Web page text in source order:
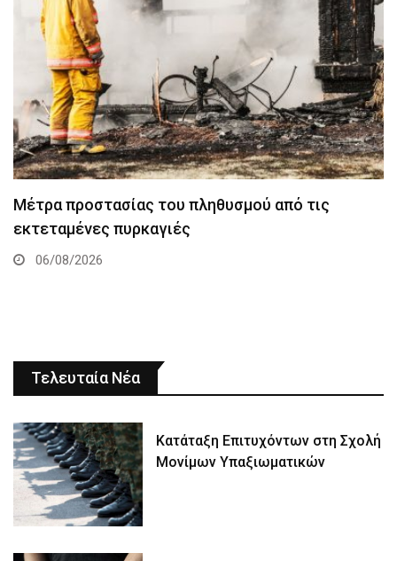
Μέτρα προστασίας του πληθυσμού από τις
εκτεταμένες πυρκαγιές
06/08/2026
Τελευταία Νέα
Κατάταξη Επιτυχόντων στη Σχολή
Μονίμων Υπαξιωματικών